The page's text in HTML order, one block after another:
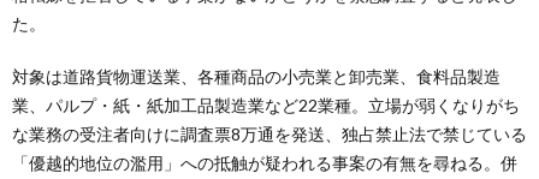
た。
対象は道路貨物運送業、各種商品の小売業と卸売業、食料品製造
業、パルプ・紙・紙加工品製造業など22業種。立場が弱くなりがち
な業務の受注者向けに調査票8万通を発送、独占禁止法で禁じている
「優越的地位の濫用」への抵触が疑われる事案の有無を尋ねる。併